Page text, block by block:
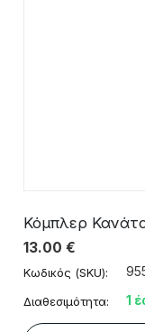
Κόμπλερ
13.00 €
Κωδικός (SKU):
Διαθεσιμότητα: 1